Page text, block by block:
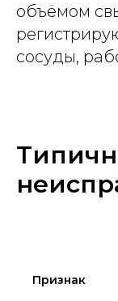
объёмом
сосуды,
Признак